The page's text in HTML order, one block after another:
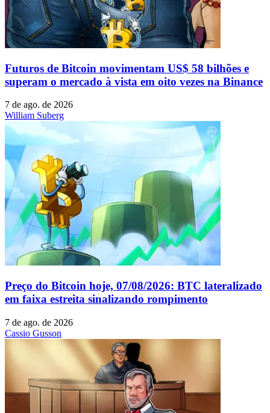
Futuros de Bitcoin movimentam US$ 58 bilhões e
superam o mercado à vista em oito vezes na Binance
7 de ago. de 2026
William Suberg
Preço do Bitcoin hoje, 07/08/2026: BTC lateralizado
em faixa estreita sinalizando rompimento
7 de ago. de 2026
Cassio Gusson